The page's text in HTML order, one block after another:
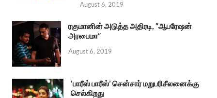
August 6, 2019
ரகுமானின் அடுத்த அதிரடி, “ஆபரேஷன்
அரபைமா”
August 6, 2019
‘பாரீஸ் பாரீஸ்’ சென்சார் மறுபரிசீலனைக்கு
செல்கிறது